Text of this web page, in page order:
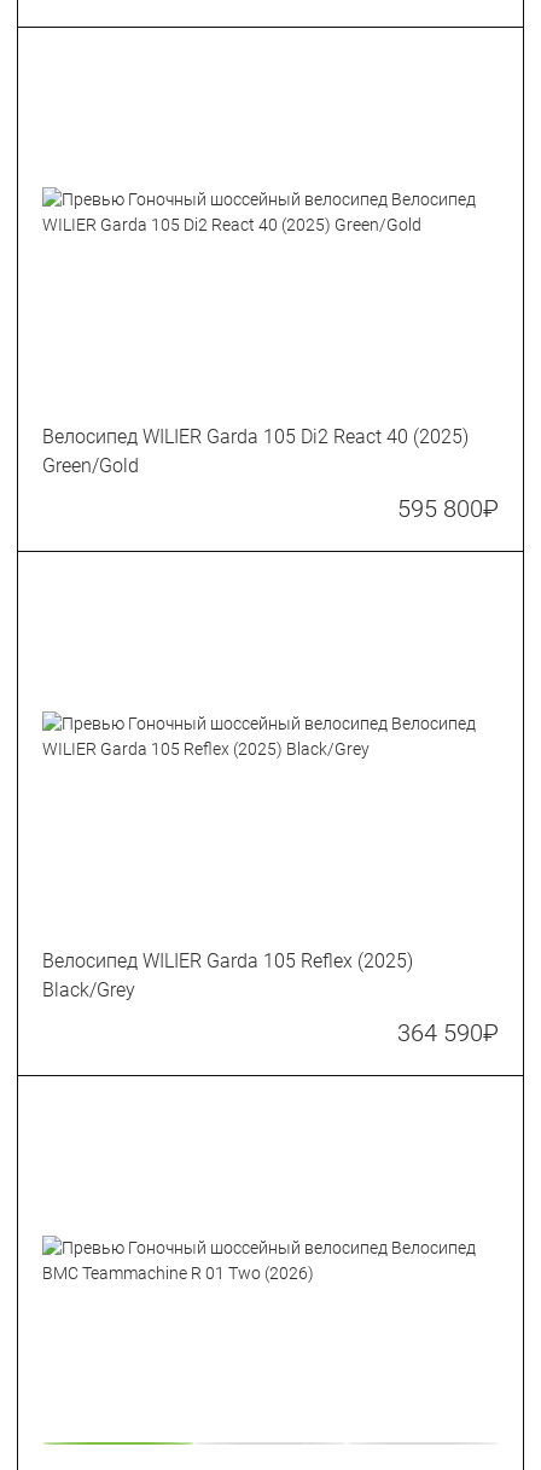
Велосипед WILIER Garda 105 Di2 React 40 (2025)
Green/Gold
595 800₽
Велосипед WILIER Garda 105 Reflex (2025)
Black/Grey
364 590₽